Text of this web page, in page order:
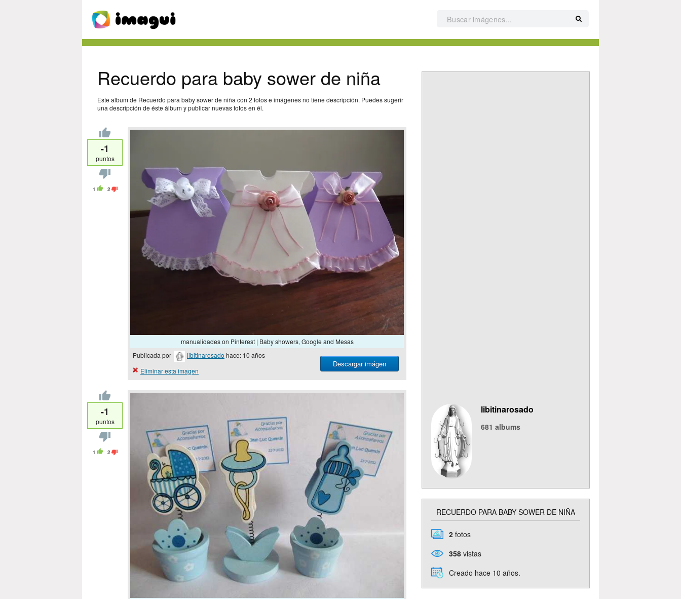
Recuerdo para baby sower de niña
Este album de Recuerdo para baby sower de niña con 2 fotos e imágenes no tiene descripción. Puedes sugerir
una descripción de éste álbum y publicar nuevas fotos en él.
-1
puntos
1 2
manualidades on Pinterest | Baby showers, Google and Mesas
Descargar imágen
Publicada por libitinarosado hace: 10 años
Eliminar esta imagen
-1
puntos
1 2
libitinarosado
681 albums
RECUERDO PARA BABY SOWER DE NIÑA
2 fotos
358 vistas
Creado hace 10 años.